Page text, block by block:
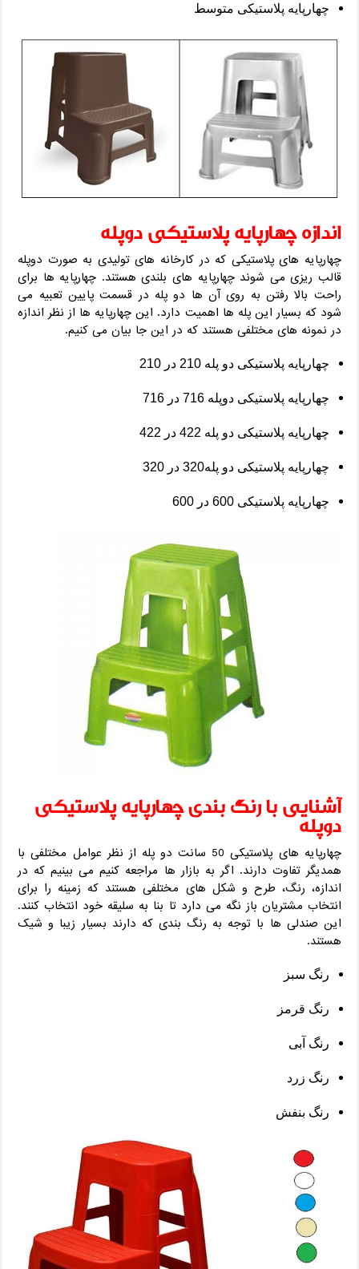
چهارپایه پلاستیکی متوسط
اندازه چهارپایه پلاستیکی دوپله
چهارپایه های پلاستیکی که در کارخانه های تولیدی به صورت دوپله
قالب ریزی می شوند چهارپایه های بلندی هستند. چهارپایه ها برای
راحت بالا رفتن به روی آن ها دو پله در قسمت پایین تعبیه می
شود که بسیار این پله ها اهمیت دارد. این چهارپایه ها از نظر اندازه
در نمونه های مختلفی هستند که در این جا بیان می کنیم.
چهارپایه پلاستیکی دو پله210 در210
چهارپایه پلاستیکی دوپله716 در716
چهارپایه پلاستیکی دو پله 422 در 422
چهارپایه پلاستیکی دو پله320 در320
چهارپایه پلاستیکی600 در600
آشنایی با رنگ بندی چهارپایه پلاستیکی
دوپله
چهارپایه های پلاستیکی 50 سانت دو پله از نظر عوامل مختلفی با
همدیگر تفاوت دارند. اگر به بازار ها مراجعه کنیم می بینیم که در
اندازه، رنگ، طرح و شکل های مختلفی هستند که زمینه را برای
انتخاب مشتریان باز نگه می دارد تا بنا به سلیقه خود انتخاب کنند.
این صندلی ها با توجه به رنگ بندی که دارند بسیار زیبا و شیک
هستند.
رنگ سبز
رنگ قرمز
رنگ آبی
رنگ زرد
رنگ بنفش